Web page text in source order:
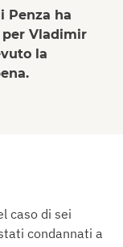
Penza ha
per Vladimir
la
caso di sei
condannati a